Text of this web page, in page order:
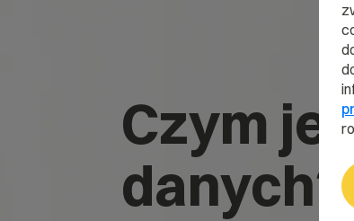
Czym
danych?